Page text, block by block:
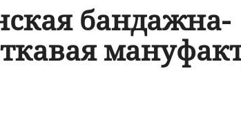
бандажна-